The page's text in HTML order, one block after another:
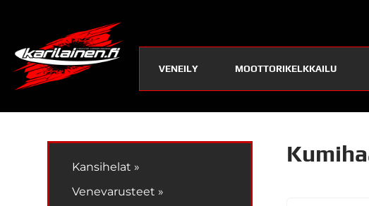
VENEILY MOOTTORIKELKKAILU
Kansihelat »
Venevarusteet »